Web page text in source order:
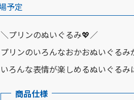
予定
＼プリンのぬいぐるみ💖／
プリンのいろんなおかおぬいぐるみ
いろんな表情が楽しめるぬいぐる
商品仕様